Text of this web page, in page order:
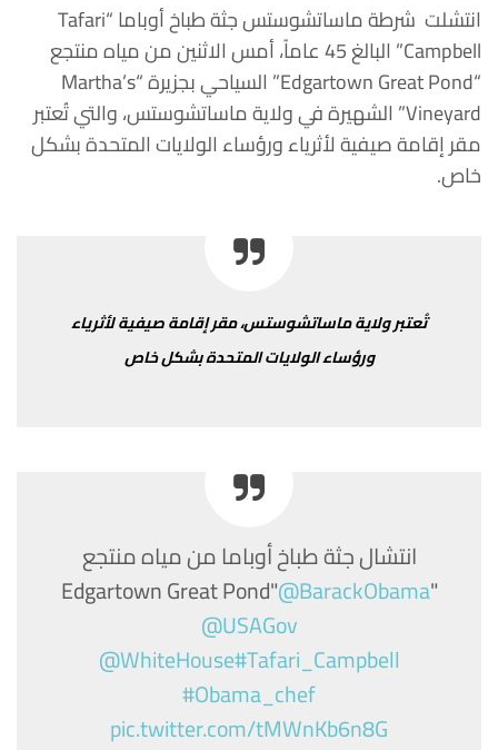
انتشلت شرطةماساتشوستسجثةطباخأوباما “Tafari
Campbell” البالغ عاماً،أمسالاثنينمنمياهمنتجع
“Edgartown Great Pond”
السياحيبجزيرة “Martha’s
Vineyard” الشهيرةفيولايةماساتشوستس،والتيتُعتبر
مقرإقامةصيفيةلأثرياءورؤساءالولاياتالمتحدةبشكل
خاص.
تُعتبرولايةماساتشوستس،مقرإقامةصيفيةلأثرياء
ورؤساءالولاياتالمتحدةبشكلخاص
انتشال جثة طباخ أوباما من مياه منتجع
"Edgartown Great Pond"
@BarackObama
@USAGov
@WhiteHouse#Tafari_Campbell
#Obama_chef
pic.twitter.com/tMWnKb6n8G